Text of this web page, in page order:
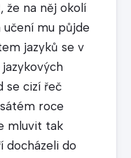
že na něj okolí
učení mu půjde
jazyků se v
jazykových
se cizí řeč
roce
mluvit tak
docházeli do